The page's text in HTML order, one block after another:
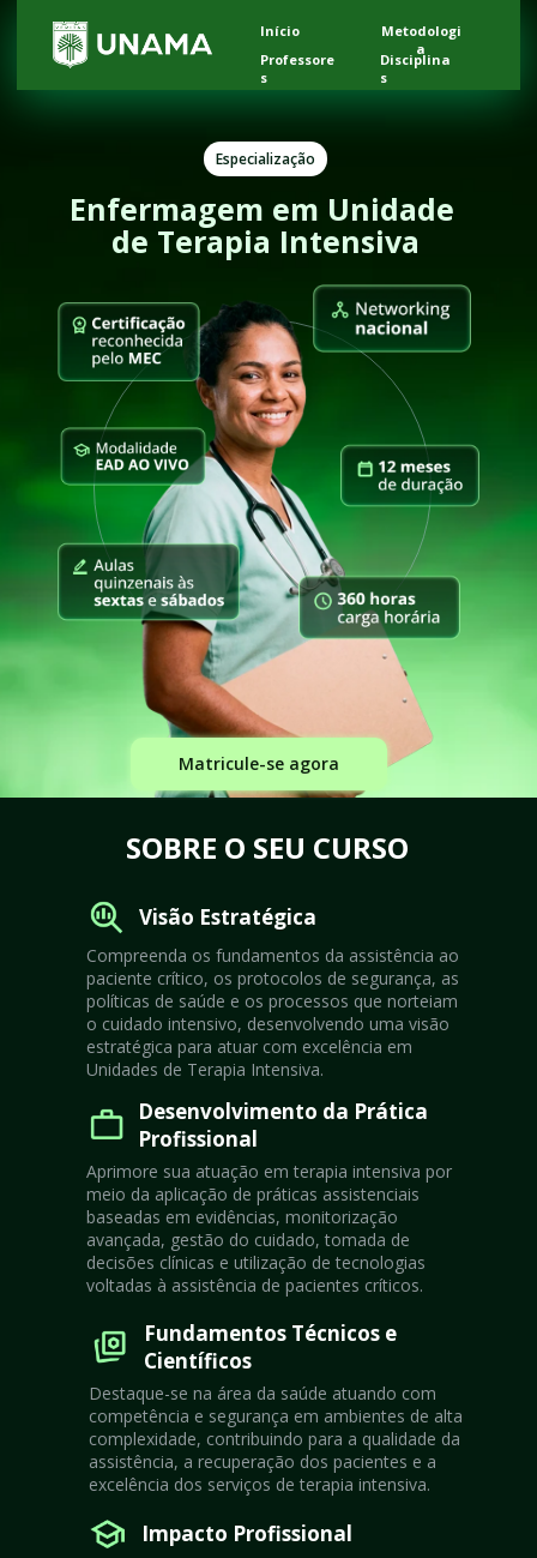
Enfermagem em Unidade
de Terapia Intensiva
Especialização
Matricule-se agora
Disciplina
s
Início
Metodologi
a
Professore
s
SOBRE O SEU CURSO
Visão Estratégica
Desenvolvimento da Prática
Profissional
Fundamentos Técnicos e
Científicos
Impacto Profissional
Aprimore sua atuação em terapia intensiva por
meio da aplicação de práticas assistenciais
baseadas em evidências, monitorização
avançada, gestão do cuidado, tomada de
decisões clínicas e utilização de tecnologias
voltadas à assistência de pacientes críticos.
Destaque-se na área da saúde atuando com
competência e segurança em ambientes de alta
complexidade, contribuindo para a qualidade da
assistência, a recuperação dos pacientes e a
excelência dos serviços de terapia intensiva.
Compreenda os fundamentos da assistência ao
paciente crítico, os protocolos de segurança, as
políticas de saúde e os processos que norteiam
o cuidado intensivo, desenvolvendo uma visão
estratégica para atuar com excelência em
Unidades de Terapia Intensiva.